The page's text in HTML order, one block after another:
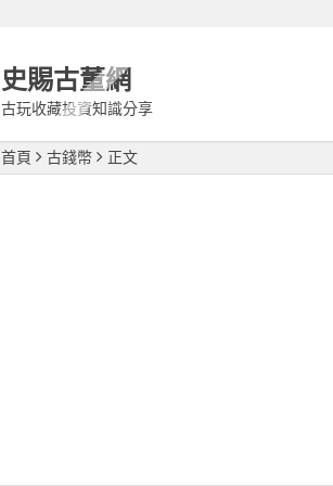
史賜古董網
古玩收藏投資知識分享
首頁 古錢幣 正文